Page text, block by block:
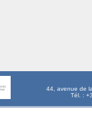
44, avenue de
Tél. :